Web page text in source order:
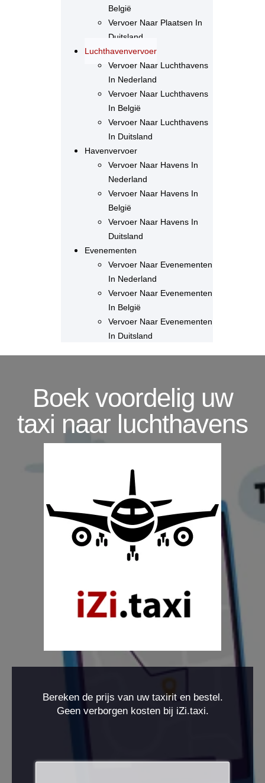
België
Vervoer Naar Plaatsen In
Duitsland
Luchthavenvervoer
Vervoer Naar Luchthavens
In Nederland
Vervoer Naar Luchthavens
In België
Vervoer Naar Luchthavens
In Duitsland
Havenvervoer
Vervoer Naar Havens In
Nederland
Vervoer Naar Havens In
België
Vervoer Naar Havens In
Duitsland
Evenementen
Vervoer Naar Evenementen
In Nederland
Vervoer Naar Evenementen
In België
Vervoer Naar Evenementen
In Duitsland
Boek voordelig uw
taxi naar luchthavens
Bereken de prijs van uw taxirit en bestel.
Geen verborgen kosten bij iZi.taxi.